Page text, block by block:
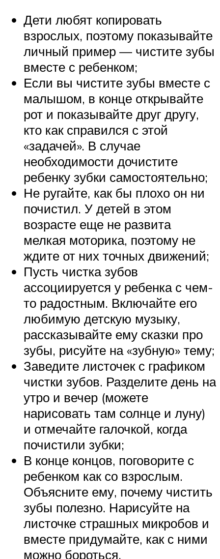
Дети любят копировать
взрослых, поэтому показывайте
личный пример — чистите зубы
вместе с ребенком;
Если вы чистите зубы вместе с
малышом, в конце открывайте
рот и показывайте друг другу,
кто как справился с этой
«задачей». В случае
необходимости дочистите
ребенку зубки самостоятельно;
Не ругайте, как бы плохо он ни
почистил. У детей в этом
возрасте еще не развита
мелкая моторика, поэтому не
ждите от них точных движений;
Пусть чистка зубов
ассоциируется у ребенка с чем-
то радостным. Включайте его
любимую детскую музыку,
рассказывайте ему сказки про
зубы, рисуйте на «зубную» тему;
Заведите листочек с графиком
чистки зубов. Разделите день на
утро и вечер (можете
нарисовать там солнце и луну)
и отмечайте галочкой, когда
почистили зубки;
В конце концов, поговорите с
ребенком как со взрослым.
Объясните ему, почему чистить
зубы полезно. Нарисуйте на
листочке страшных микробов и
вместе придумайте, как с ними
можно бороться.